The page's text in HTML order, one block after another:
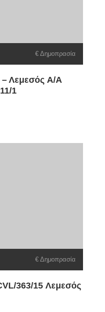
€ Δημοπρασία
– Λεμεσός A/A
1
€ Δημοπρασία
363/15 Λεμεσός